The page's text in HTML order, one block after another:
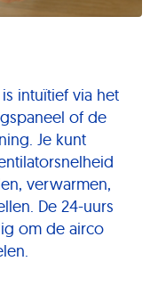
intuïtief via het
of de
Je kunt
verwarmen,
De 24-uurs
om de airco